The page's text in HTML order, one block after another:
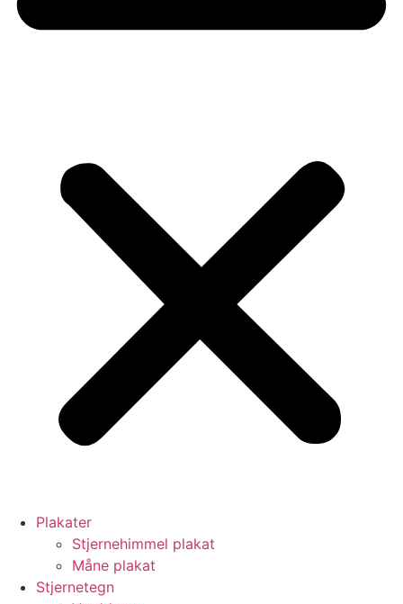
Plakater
Stjernehimmel plakat
Måne plakat
Stjernetegn